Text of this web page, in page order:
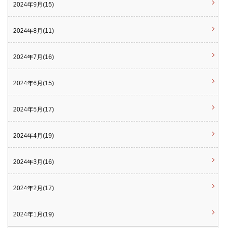
2024年9月(15)
2024年8月(11)
2024年7月(16)
2024年6月(15)
2024年5月(17)
2024年4月(19)
2024年3月(16)
2024年2月(17)
2024年1月(19)